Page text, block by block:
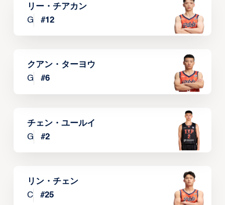
リー・チアカン
G
#12
クアン・ターヨウ
G
#6
チェン・ユールイ
G
#2
リン・チェン
C
#25